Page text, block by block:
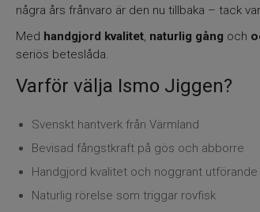
några års frånvaro är den nu tillbaka – tack
Med handgjord kvalitet, naturlig gång och
seriös beteslåda.
Varför välja Ismo Jiggen?
Svenskt hantverk från Värmland
Bevisad fångstkraft på gös och abborre
Handgjord kvalitet och noggrant utförande
Naturlig rörelse som triggar rovfisk